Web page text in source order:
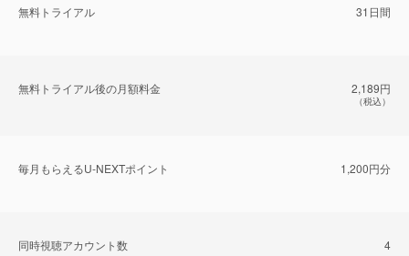
無料トライアル 31日間
無料トライアル後の⽉額料金 2,189円
（税込）
毎⽉もらえるU-NEXTポイント 1,200円分
同時視聴アカウント数 4